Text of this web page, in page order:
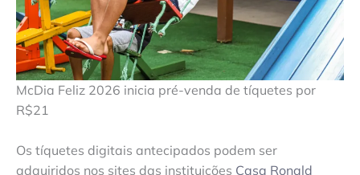
McDia Feliz 2026 inicia pré-venda de tíquetes por
R$21
Os tíquetes digitais antecipados podem ser
adquiridos nos sites das instituições Casa Ronald